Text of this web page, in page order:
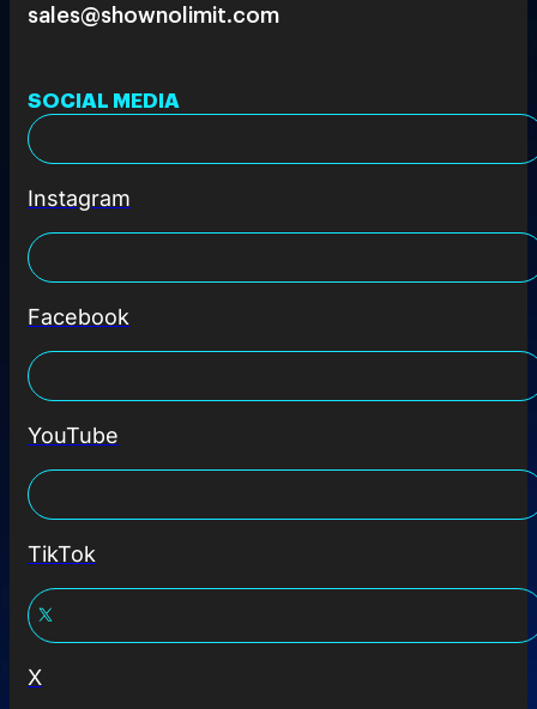
sales@shownolimit.com
SOCIAL MEDIA
Instagram
Facebook
YouTube
TikTok
X